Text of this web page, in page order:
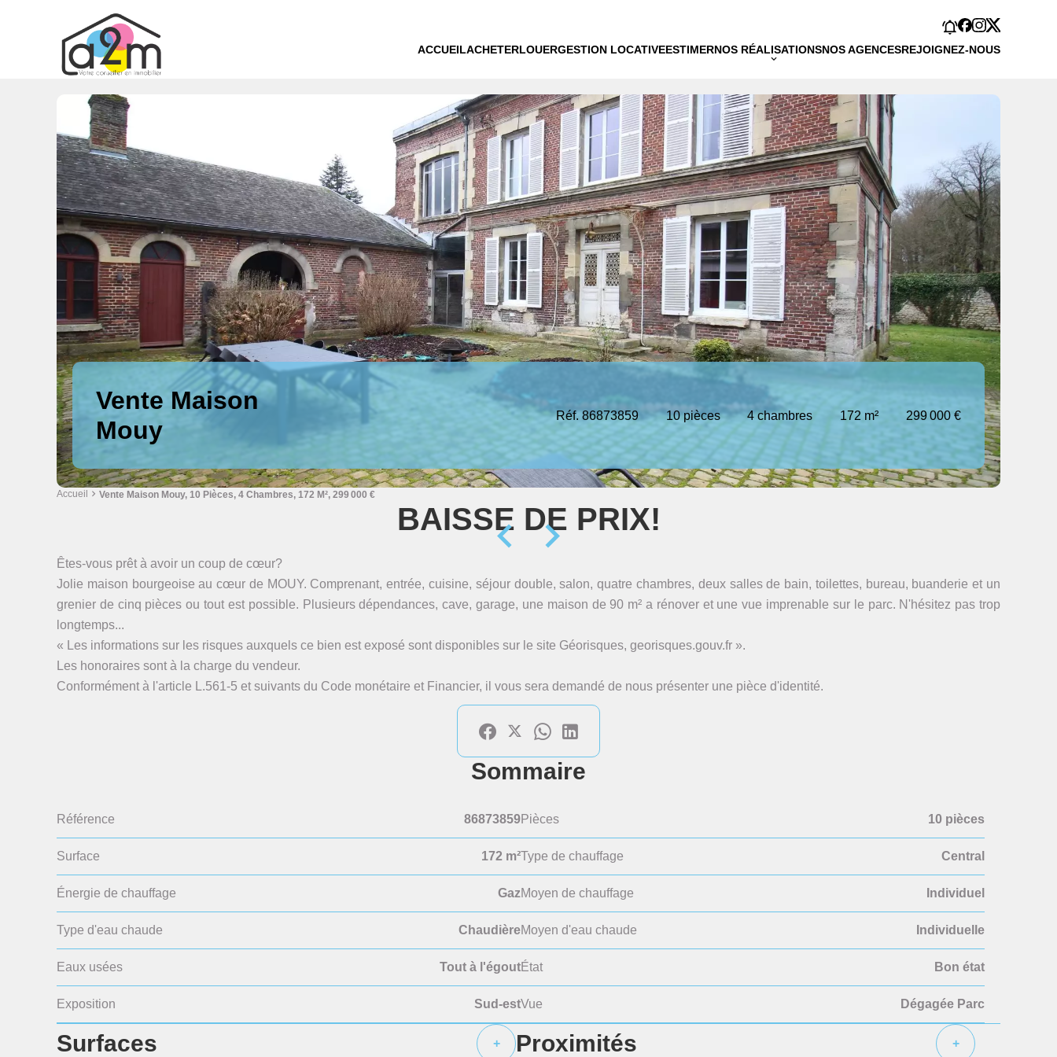
ACCUEILACHETERLOUERGESTION LOCATIVEESTIMERNOS RÉALISATIONSNOS AGENCESREJOIGNEZ-NOUS
Vente Maison
Mouy
Réf. 86873859 10 pièces 4 chambres 172 m² 299 000 €
Accueil Vente Maison Mouy, 10 Pièces, 4 Chambres, 172 M², 299 000 €
BAISSE DE PRIX!
Êtes-vous prêt à avoir un coup de cœur?
Jolie maison bourgeoise au cœur de MOUY. Comprenant, entrée, cuisine, séjour double, salon, quatre chambres, deux salles de bain, toilettes, bureau, buanderie et un
grenier de cinq pièces ou tout est possible. Plusieurs dépendances, cave, garage, une maison de 90 m² a rénover et une vue imprenable sur le parc. N'hésitez pas trop
longtemps...
« Les informations sur les risques auxquels ce bien est exposé sont disponibles sur le site Géorisques, georisques.gouv.fr ».
Les honoraires sont à la charge du vendeur.
Conformément à l'article L.561-5 et suivants du Code monétaire et Financier, il vous sera demandé de nous présenter une pièce d'identité.
Sommaire
Référence 86873859Pièces 10 pièces
Surface 172 m²Type de chauffage Central
Énergie de chauffage GazMoyen de chauffage Individuel
Type d'eau chaude ChaudièreMoyen d'eau chaude Individuelle
Eaux usées Tout à l'égoutÉtat Bon état
Exposition Sud-estVue Dégagée Parc
Surfaces + Proximités +